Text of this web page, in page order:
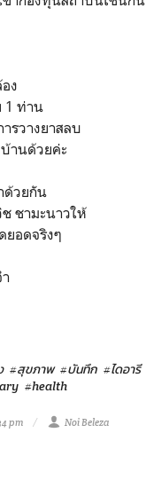
ง
1 ท่าน
รวางยาสลบ
านด้วยค่ะ
ด้วยกัน
ชามะนาวให้
ยอดจริงๆ
#สุขภาพ #บันทึก #ไดอารี
#health
pm Noi Beleza